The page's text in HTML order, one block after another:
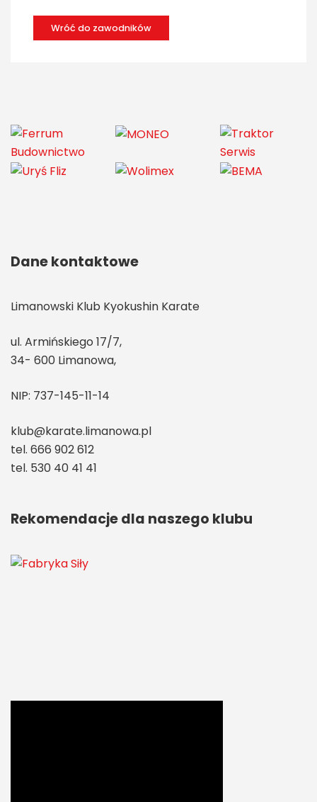
Wróć do zawodników
Dane kontaktowe
Limanowski Klub Kyokushin Karate
ul. Armińskiego 17/7,
34- 600 Limanowa,
NIP: 737-145-11-14
klub@karate.limanowa.pl
tel. 666 902 612
tel. 530 40 41 41
Rekomendacje dla naszego klubu